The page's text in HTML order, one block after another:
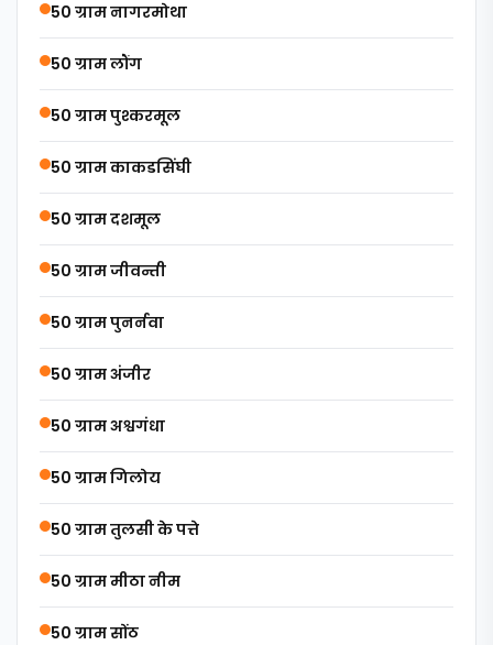
50 ग्राम नागरमोथा
50 ग्राम लौंग
50 ग्राम पुश्करमूल
50 ग्राम काकडसिंघी
50 ग्राम दशमूल
50 ग्राम जीवन्ती
50 ग्राम पुनर्नवा
50 ग्राम अंजीर
50 ग्राम अश्वगंधा
50 ग्राम गिलोय
50 ग्राम तुलसी के पत्ते
50 ग्राम मीठा नीम
50 ग्राम सोंठ